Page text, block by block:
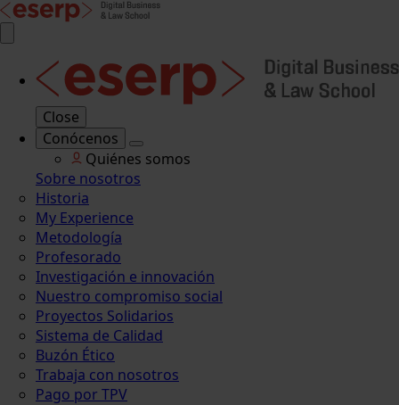
Close
Conócenos
Quiénes somos
Sobre nosotros
Historia
My Experience
Metodología
Profesorado
Investigación e innovación
Nuestro compromiso social
Proyectos Solidarios
Sistema de Calidad
Buzón Ético
Trabaja con nosotros
Pago por TPV